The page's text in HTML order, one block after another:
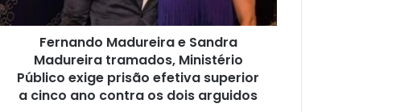
Fernando Madureira e Sandra
Madureira tramados, Ministério
Público exige prisão efetiva superior
a cinco ano contra os dois arguidos